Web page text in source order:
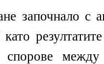
започнало с
между